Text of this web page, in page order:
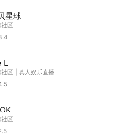
星球
社区
L
社区
真人娱乐直播
社区